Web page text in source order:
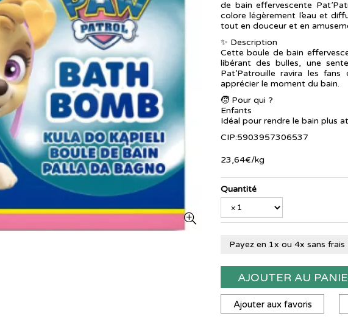
de bain effervescente
colore légèrement l’eau et
tout en douceur et en
✨ Description
Cette boule de bain
libérant des bulles, une
Pat’Patrouille ravira les
apprécier le moment du bain.
🧒 Pour qui ?
Enfants
Idéal pour rendre le bain plus
CIP:5903957306537
23,64€/kg
Quantité
Payez en 1x ou 4x sans frais
AJOUTER AU
Ajouter aux favoris